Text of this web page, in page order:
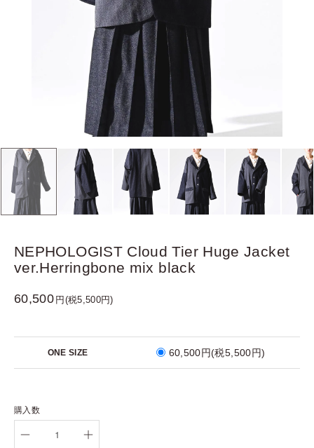
NEPHOLOGIST Cloud Tier Huge Jacket
ver.Herringbone mix black
60,500 円(税5,500円)
ONE SIZE 60,500円(税5,500円)
購入数